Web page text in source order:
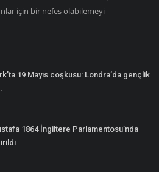
için bir nefes olabilemeyi
19 Mayıs coşkusu: Londra’da gençlik
1864 İngiltere Parlamentosu’nda